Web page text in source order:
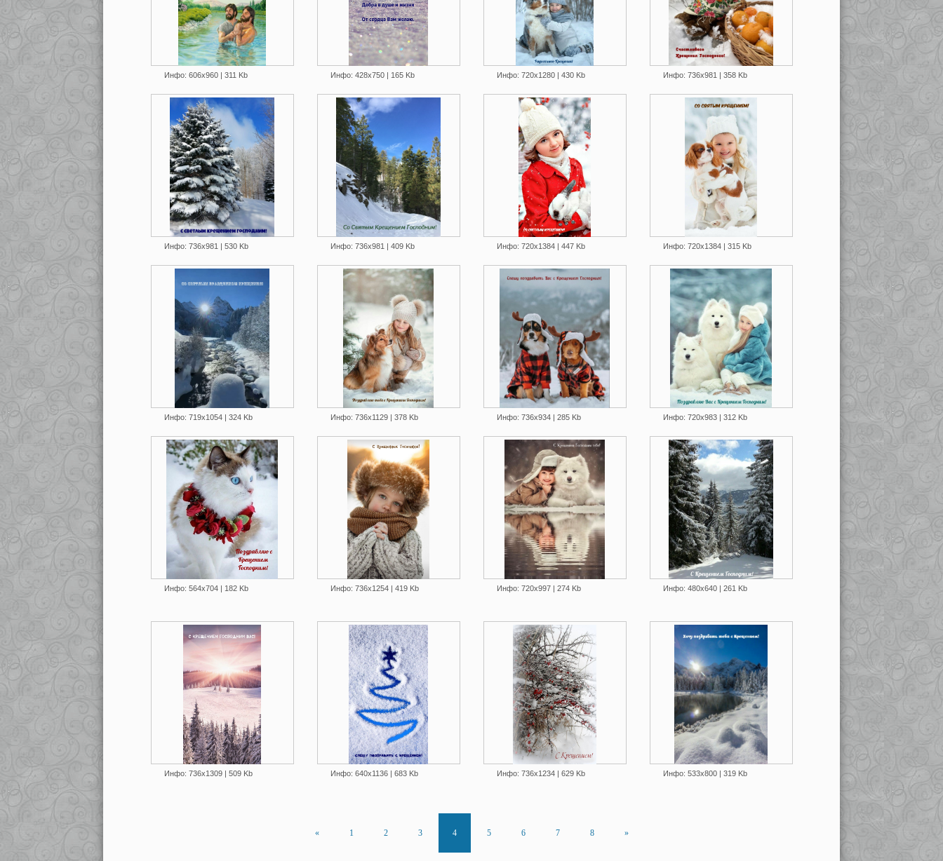
Инфо: 606х960 | 311 Kb Инфо: 428х750 | 165 Kb Инфо: 720х1280 | 430 Kb Инфо: 736х981 | 358 Kb
Инфо: 736х981 | 530 Kb Инфо: 736х981 | 409 Kb Инфо: 720х1384 | 447 Kb Инфо: 720х1384 | 315 Kb
Инфо: 719х1054 | 324 Kb Инфо: 736х1129 | 378 Kb Инфо: 736х934 | 285 Kb Инфо: 720х983 | 312 Kb
Инфо: 564х704 | 182 Kb Инфо: 736х1254 | 419 Kb Инфо: 720х997 | 274 Kb Инфо: 480х640 | 261 Kb
Инфо: 736х1309 | 509 Kb Инфо: 640х1136 | 683 Kb Инфо: 736х1234 | 629 Kb Инфо: 533х800 | 319 Kb
« 1 2 3 4 5 6 7 8 »